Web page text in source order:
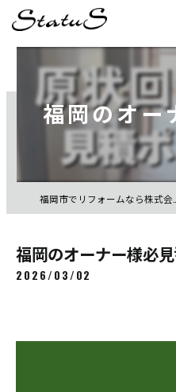
福岡のオー
福岡のオーナー様必
2026/03/02